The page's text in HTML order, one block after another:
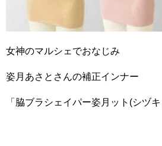
女神のマルシェでおなじみ
姿月あさとさんの補正インナー
「脇ブラシェイパー姿月ット(シヅ